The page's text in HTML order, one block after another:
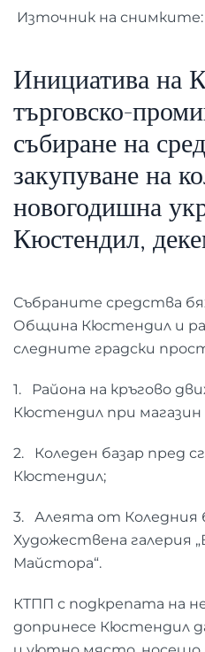
Източник на
Инициатива на
търговско-
събиране на
закупуване на
новогодишна
Кюстендил,
Събраните средства
Община Кюстендил и
следните градски
1. Района на кръгово
Кюстендил при
2. Коледен базар пред
Кюстендил;
3. Алеята от Коледния
Художествена галерия
КТПП с подкрепата на
допринесе Кюстендил